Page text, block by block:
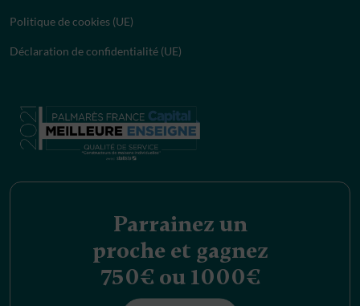
Politique de cookies (UE)
Déclaration de confidentialité (UE)
Parrainez un
proche et gagnez
750€ ou 1000€